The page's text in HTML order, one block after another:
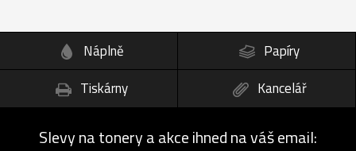
Náplně
Papíry
Tiskárny
Kancelář
Slevy na tonery a akce ihned na váš email: